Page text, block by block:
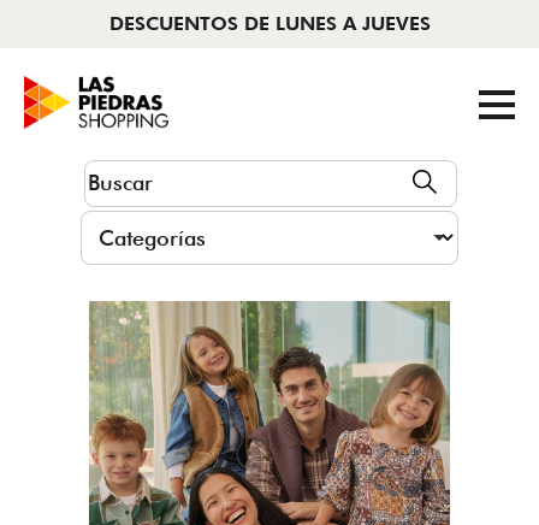
DESCUENTOS DE LUNES A JUEVES
AHORA CERRADO | 11 A 22HS
Tiendas
Cine
Novedades